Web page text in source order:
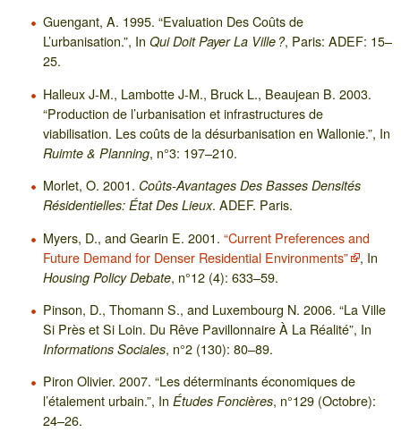
Guengant, A. 1995. “Evaluation Des Coûts de
L’urbanisation.”, In Qui Doit Payer La Ville ?, Paris: ADEF: 15–
25.
Halleux J-M., Lambotte J-M., Bruck L., Beaujean B. 2003.
“Production de l’urbanisation et infrastructures de
viabilisation. Les coûts de la désurbanisation en Wallonie.”, In
Ruimte & Planning, n°3: 197–210.
Morlet, O. 2001. Coûts-Avantages Des Basses Densités
Résidentielles: État Des Lieux. ADEF. Paris.
Myers, D., and Gearin E. 2001. “Current Preferences and
Future Demand for Denser Residential Environments”
, In
Housing Policy Debate, n°12 (4): 633–59.
Pinson, D., Thomann S., and Luxembourg N. 2006. “La Ville
Si Près et Si Loin. Du Rêve Pavillonnaire À La Réalité”, In
Informations Sociales, n°2 (130): 80–89.
Piron Olivier. 2007. “Les déterminants économiques de
l’étalement urbain.”, In Études Foncières, n°129 (Octobre):
24–26.